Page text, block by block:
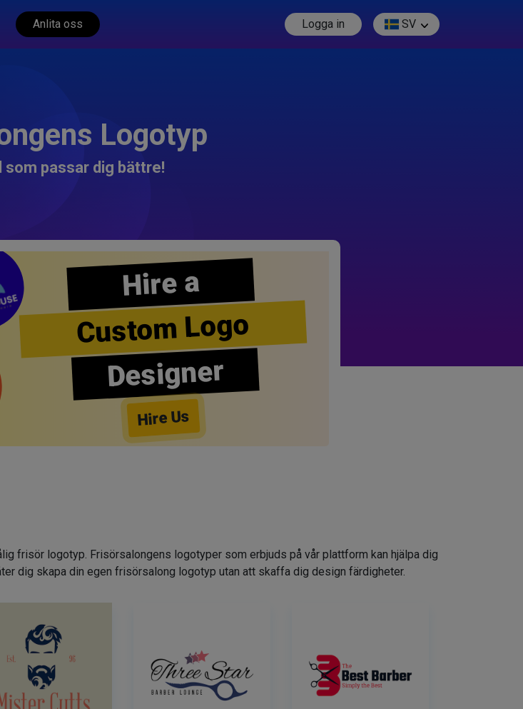
Anlita oss Logga in SV
Logotyp
som passar dig bättre!
Hire a
Custom Logo
Designer
Hire Us
frisör logotyp. Frisörsalongens logotyper som erbjuds på vår plattform kan hjälpa dig
dig skapa din egen frisörsalong logotyp utan att skaffa dig design färdigheter.